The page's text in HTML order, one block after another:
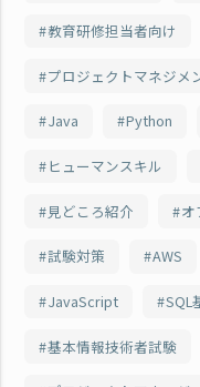
教育研修担当者向け
プロジェクトマネジメ
Java Python
ヒューマンスキル
見どころ紹介 オ
試験対策 AWS
JavaScript SQL
基本情報技術者試験